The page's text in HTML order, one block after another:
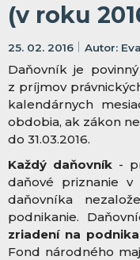
(v roku
25. 02. 2016
Daňovník je
z príjmov
kalendárnych
obdobia, ak zákon
do 31.03.2016.
Každý daňovník -
daňové priznanie
daňovníka
podnikanie.
zriadení na
Fond národného